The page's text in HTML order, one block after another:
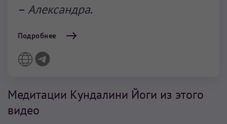
– Александра.
Подробнее
Медитации Кундалини Йоги из этого
видео